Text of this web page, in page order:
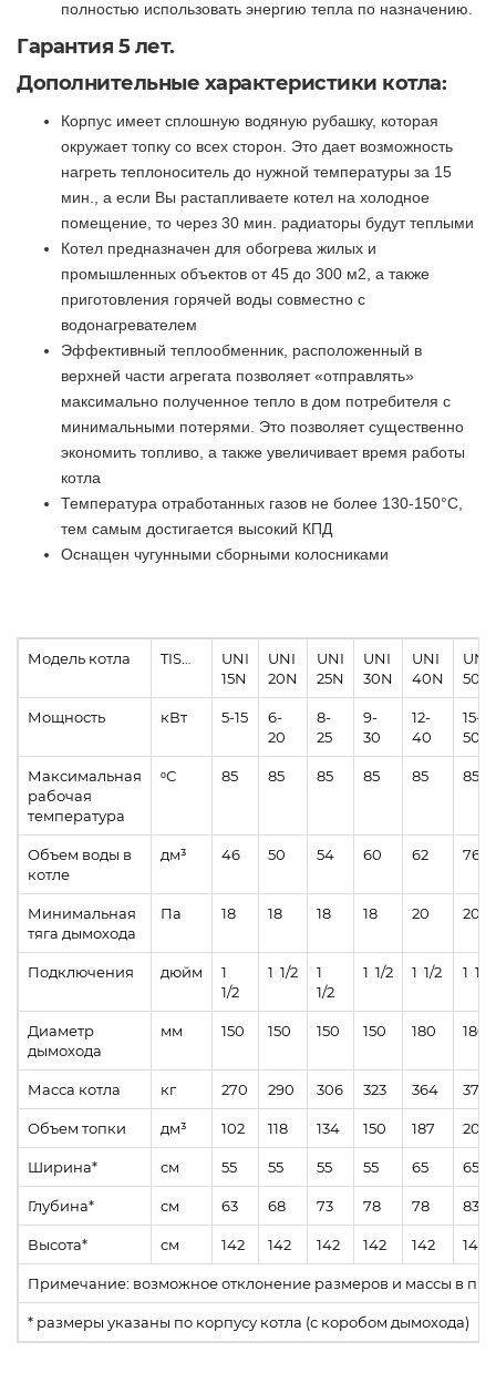
полностью использовать энергию тепла по назначению.
Гарантия 5 лет.
Дополнительные характеристики котла:
Корпус имеет сплошную водяную рубашку, которая
окружает топку со всех сторон. Это дает возможность
нагреть теплоноситель до нужной температуры за 15
мин., а если Вы растапливаете котел на холодное
помещение, то через 30 мин. радиаторы будут теплыми
Котел предназначен для обогрева жилых и
промышленных объектов от 45 до 300 м2, а также
приготовления горячей воды совместно с
водонагревателем
Эффективный теплообменник, расположенный в
верхней части агрегата позволяет «отправлять»
максимально полученное тепло в дом потребителя с
минимальными потерями. Это позволяет существенно
экономить топливо, а также увеличивает время работы
котла
Температура отработанных газов не более 130-150°С,
тем самым достигается высокий КПД
Оснащен чугунными сборными колосниками
Модель котла TIS…
UNI
15N
UNI
20N
UNI
25N
UNI
30N
UNI
40N
UNI
50N
Мощность кВт 5-15
6-
20
8-
25
9-
30
12-
40
15-
50
Максимальная
рабочая
температура
ᵒС 85 85 85 85 85 85
Объем воды в
котле
дм³ 46 50 54 60 62 76
Минимальная
тяга дымохода
Па 18 18 18 18 20 20
Подключения дюйм
1
1/2
1 1/2
1
1/2
1 1/2 1 1/2 1 1/2
Диаметр
дымохода
мм 150 150 150 150 180 180
Масса котла кг 270 290 306 323 364 378
Объем топки дм³ 102 118 134 150 187 207
Ширина* см 55 55 55 55 65 65
Глубина* см 63 68 73 78 78 83
Высота* см 142 142 142 142 142 142
Примечание: возможное отклонение размеров и массы в
* размеры указаны по корпусу котла (с коробом дымохода)